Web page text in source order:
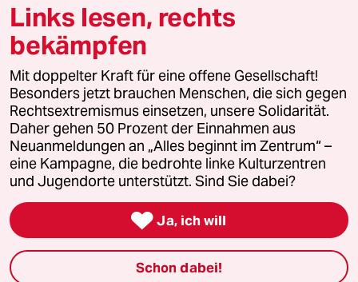
© 2026 taz Verlags und Vertriebs GmbH
Alle Rechte vorbehalten. Bei rechtlichen Fragen oder für Genehmigungen
wenden Sie sich bitte an
lizenzen@taz.de
Feedback Redaktionsstatut Kommune-Richtlinien
Leitlinie Informant Datenschutz Impressum AGB
Seitenwende Einwilligungen widerrufen (Ads)
Links lesen, rechts
bekämpfen
Mit doppelter Kraft für eine offene Gesellschaft!
Besonders jetzt brauchen Menschen, die sich gegen
Rechtsextremismus einsetzen, unsere Solidarität.
Daher gehen 50 Prozent der Einnahmen aus
Neuanmeldungen an „Alles beginnt im Zentrum“ –
eine Kampagne, die bedrohte linke Kulturzentren
und Jugendorte unterstützt. Sind Sie dabei?
 Ja, ich will
Schon dabei!